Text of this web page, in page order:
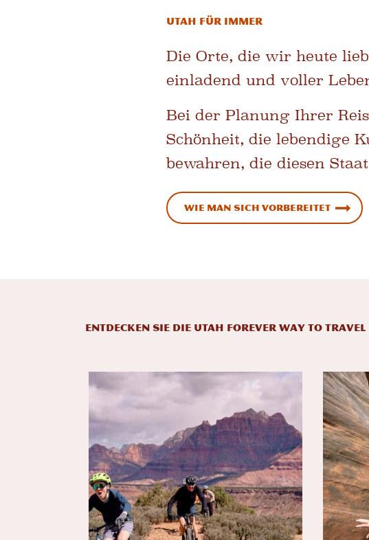
Utah Für immer
Die Orte, die wir heute
einladend und voller
Bei der Planung Ihrer
Schönheit, die lebendige
bewahren, die diesen
Wie man sich vorbereitet
ENTDECKEN SIE DIE UTAH FOREVER WAY TO TRAVEL